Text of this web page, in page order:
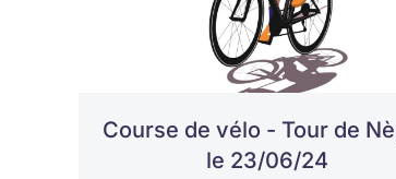
Course de vélo - Tour de
le 23/06/24